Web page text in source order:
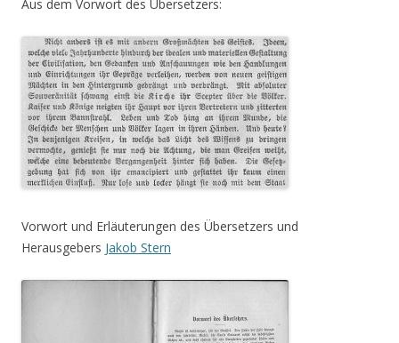
Aus dem Vorwort des Übersetzers:
Vorwort und Erläuterungen des Übersetzers und
Herausgebers Jakob Stern